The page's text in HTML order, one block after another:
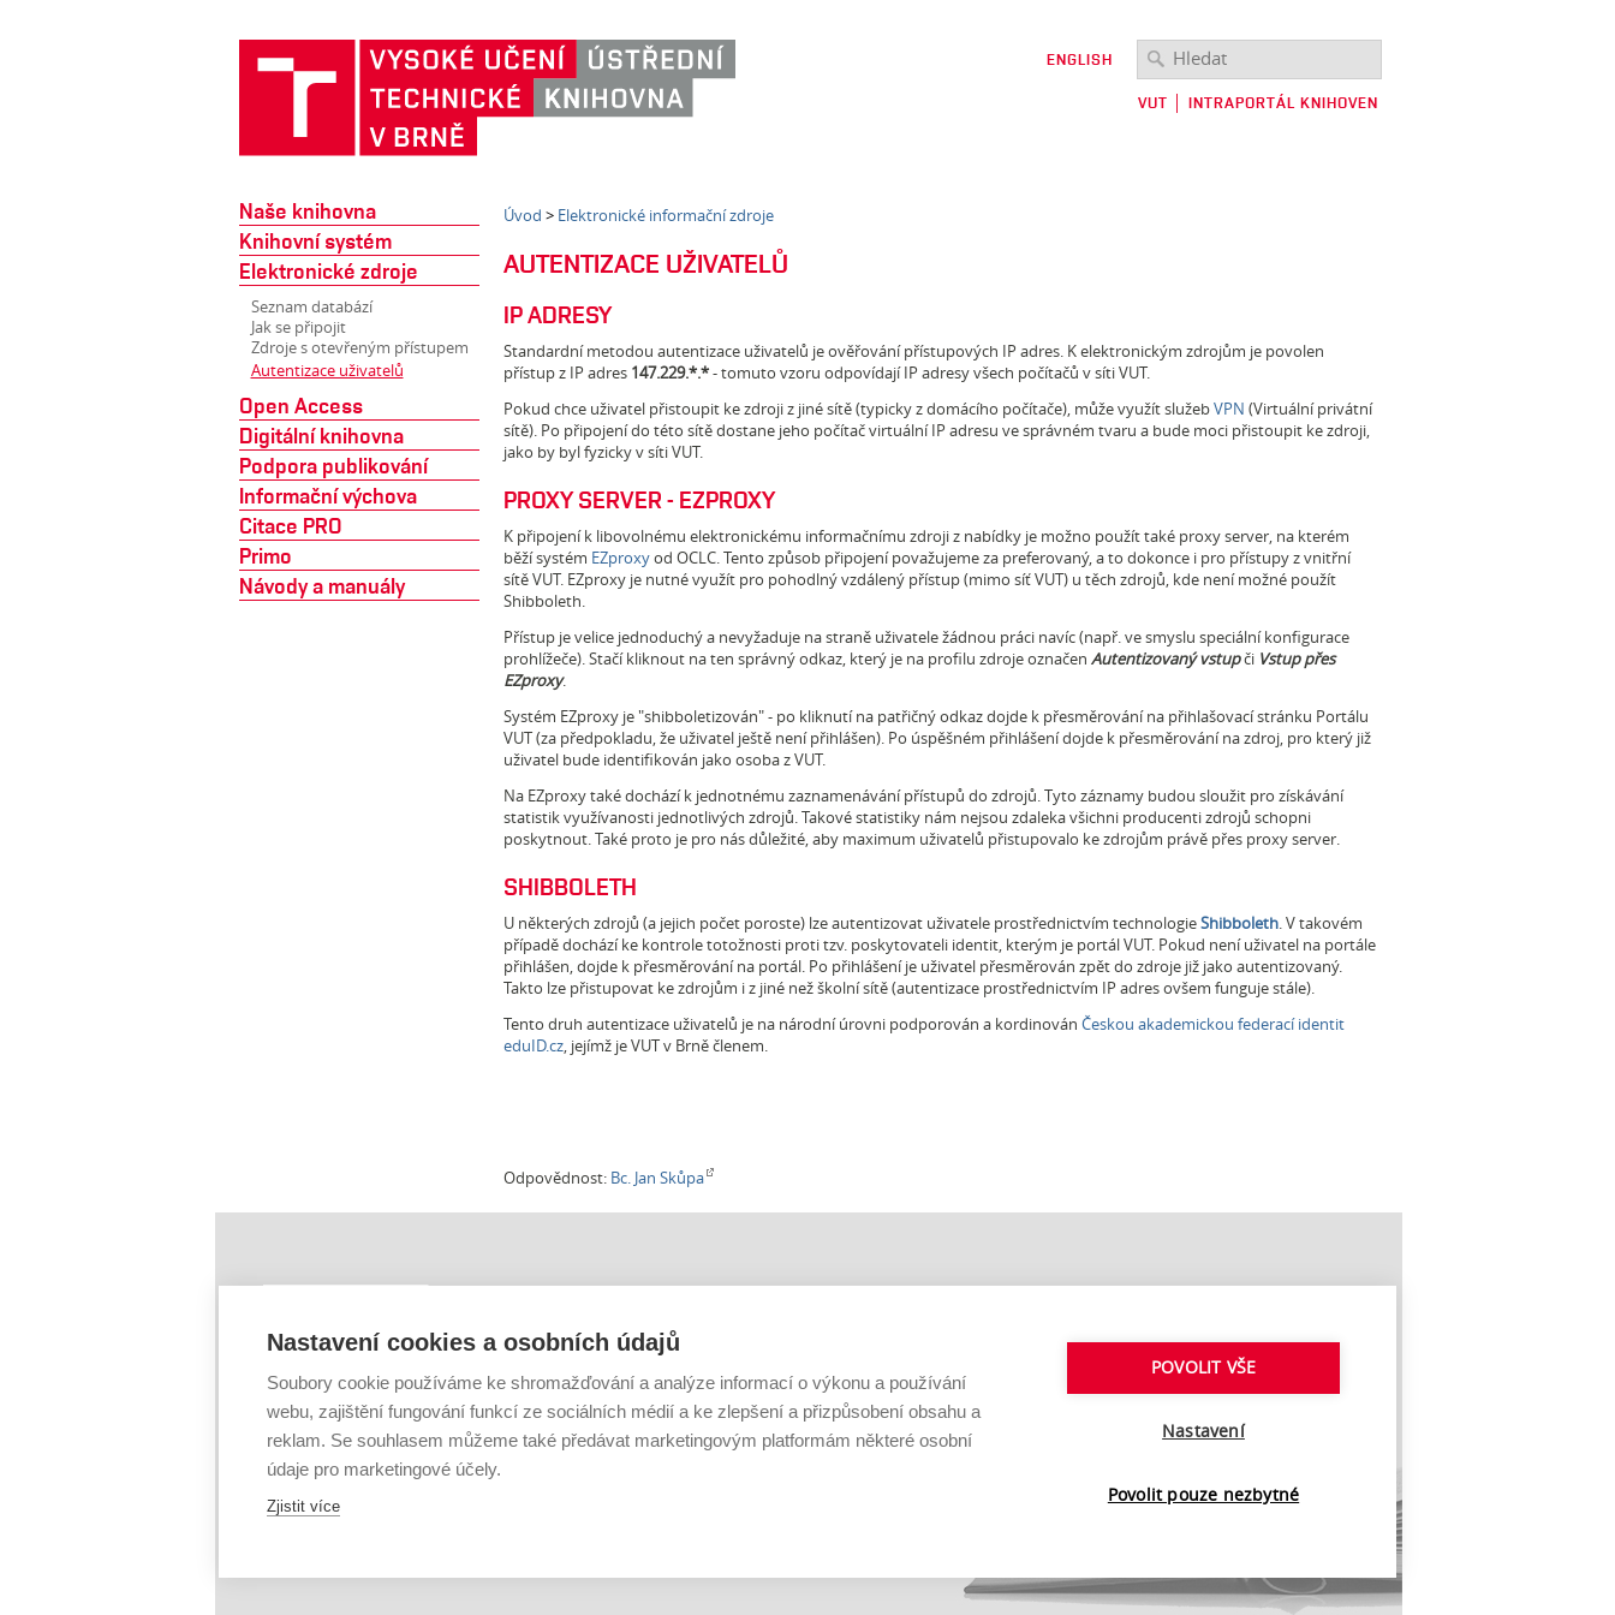
ENGLISH
VUT INTRAPORTÁL KNIHOVEN
Naše knihovna
Knihovní systém
Elektronické zdroje
Seznam databází
Jak se připojit
Zdroje s otevřeným přístupem
Autentizace uživatelů
Open Access
Digitální knihovna
Podpora publikování
Informační výchova
Citace PRO
Primo
Návody a manuály
Úvod > Elektronické informační zdroje
AUTENTIZACE UŽIVATELŮ
IP ADRESY
Standardní metodou autentizace uživatelů je ověřování přístupových IP adres. K elektronickým zdrojům je povolen
přístup z IP adres 147.229.*.*- tomuto vzoru odpovídají IP adresy všech počítačů v síti VUT.
Pokud chce uživatel přistoupit ke zdroji z jiné sítě (typicky z domácího počítače), může využít služebVPN (Virtuální privátní
sítě). Po připojení do této sítě dostane jeho počítač virtuální IP adresu ve správném tvaru a bude moci přistoupit ke zdroji,
jako by byl fyzicky v síti VUT.
PROXY SERVER - EZPROXY
K připojení k libovolnému elektronickému informačnímu zdroji z nabídky je možno použít také proxy server, na kterém
běží systém EZproxyod OCLC. Tento způsob připojení považujeme za preferovaný, a to dokonce i pro přístupy z vnitřní
sítě VUT. EZproxy je nutné využít pro pohodlný vzdálený přístup (mimo síť VUT) u těch zdrojů, kde není možné použít
Shibboleth.
Přístup je velice jednoduchý a nevyžaduje na straně uživatele žádnou práci navíc (např. ve smyslu speciální konfigurace
prohlížeče). Stačí kliknout na ten správný odkaz, který je na profilu zdroje označen Autentizovaný vstupči Vstup přes
EZproxy.
Systém EZproxy je "shibboletizován" - po kliknutí na patřičný odkaz dojde k přesměrování na přihlašovací stránku Portálu
VUT (za předpokladu, že uživatel ještě není přihlášen). Po úspěšném přihlášení dojde k přesměrování na zdroj, pro který již
uživatel bude identifikován jako osoba z VUT.
Na EZproxy také dochází k jednotnému zaznamenávání přístupů do zdrojů. Tyto záznamy budou sloužit pro získávání
statistik využívanosti jednotlivých zdrojů. Takové statistiky nám nejsou zdaleka všichni producenti zdrojů schopni
poskytnout. Také proto je pro nás důležité, aby maximum uživatelů přistupovalo ke zdrojům právě přes proxy server.
SHIBBOLETH
U některých zdrojů (a jejich počet poroste) lze autentizovat uživatele prostřednictvím technologieShibboleth. V takovém
případě dochází ke kontrole totožnosti proti tzv. poskytovateli identit, kterým je portál VUT. Pokud není uživatel na portále
přihlášen, dojde k přesměrování na portál. Po přihlášení je uživatel přesměrován zpět do zdroje již jako autentizovaný.
Takto lze přistupovat ke zdrojům i z jiné než školní sítě (autentizace prostřednictvím IP adres ovšem funguje stále).
Tento druh autentizace uživatelů je na národní úrovni podporován a kordinován Českou akademickou federací identit
eduID.cz, jejímž je VUT v Brně členem.
Odpovědnost: Bc. Jan Skůpa
Sigla: BOD009
E-mail:info@lib.vutbr.cz
Kolejní 2906/4
612 00 Brno
Open Access a fond
Informační vzdělávání
Publikování
Nastavení cookies a osobních údajů
Soubory cookie používáme ke shromažďování a analýze informací o výkonu a používání
webu, zajištění fungování funkcí ze sociálních médií a ke zlepšení a přizpůsobení obsahu a
reklam. Se souhlasem můžeme také předávat marketingovým platformám některé osobní
údaje pro marketingové účely.
Zjistit více
POVOLIT VŠE
Nastavení
Povolit pouze nezbytné